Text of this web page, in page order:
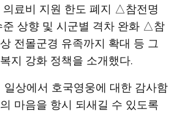
의료비 지원 한도 폐지 △참전명
준 상향 및 시군별 격차 완화 △참
전몰군경 유족까지 확대 등 그
지 강화 정책을 소개했다.
일상에서 호국영웅에 대한 감사함
마음을 항시 되새길 수 있도록